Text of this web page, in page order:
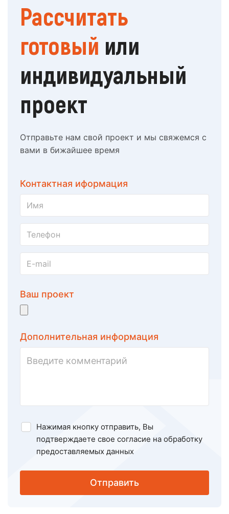
Рассчитать
готовый или
индивидуальный
проект
Отправьте нам свой проект и мы свяжемся с
вами в бижайшее время
Контактная иформация
Ваш проект
Дополнительная информация
Нажимая кнопку отправить, Вы
подтверждаете свое согласие на обработку
предоставляемых данных
Отправить